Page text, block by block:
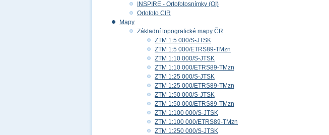
INSPIRE - Ortofotosnímky (OI)
Ortofoto CIR
Mapy
Základní topografické mapy ČR
ZTM 1:5 000/S-JTSK
ZTM 1:5 000/ETRS89-TMzn
ZTM 1:10 000/S-JTSK
ZTM 1:10 000/ETRS89-TMzn
ZTM 1:25 000/S-JTSK
ZTM 1:25 000/ETRS89-TMzn
ZTM 1:50 000/S-JTSK
ZTM 1:50 000/ETRS89-TMzn
ZTM 1:100 000/S-JTSK
ZTM 1:100 000/ETRS89-TMzn
ZTM 1:250 000/S-JTSK